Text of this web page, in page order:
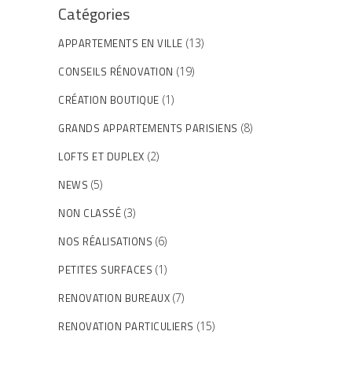
Catégories
APPARTEMENTS EN VILLE (13)
CONSEILS RÉNOVATION (19)
CRÉATION BOUTIQUE (1)
GRANDS APPARTEMENTS PARISIENS (8)
LOFTS ET DUPLEX (2)
NEWS (5)
NON CLASSÉ (3)
NOS RÉALISATIONS (6)
PETITES SURFACES (1)
RENOVATION BUREAUX (7)
RENOVATION PARTICULIERS (15)